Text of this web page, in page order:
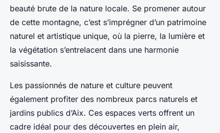
beauté brute de la nature locale. Se promener autour
de cette montagne, c’est s’imprégner d’un patrimoine
naturel et artistique unique, où la pierre, la lumière et
la végétation s’entrelacent dans une harmonie
saisissante.
Les passionnés de nature et culture peuvent
également profiter des nombreux parcs naturels et
jardins publics d’Aix. Ces espaces verts offrent un
cadre idéal pour des découvertes en plein air,